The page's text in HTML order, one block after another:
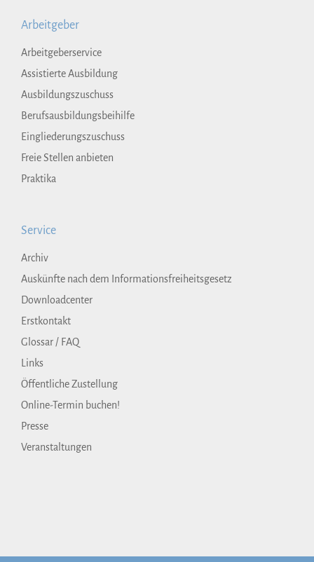
Arbeitgeber
Arbeitgeberservice
Assistierte Ausbildung
Ausbildungszuschuss
Berufsausbildungsbeihilfe
Eingliederungszuschuss
Freie Stellen anbieten
Praktika
Service
Archiv
Auskünfte nach dem Informationsfreiheitsgesetz
Downloadcenter
Erstkontakt
Glossar / FAQ
Links
Öffentliche Zustellung
Online-Termin buchen!
Presse
Veranstaltungen